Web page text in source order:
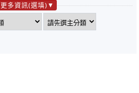
更多資訊(選填)